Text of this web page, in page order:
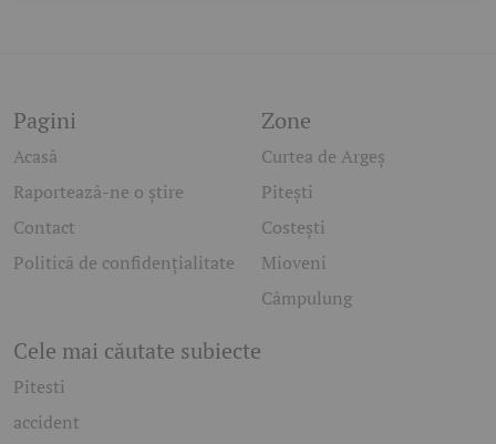
Pagini
Acasă
Raportează-ne o știre
Contact
Politică de confidențialitate
Zone
Curtea de Argeș
Pitești
Costești
Mioveni
Câmpulung
Cele mai căutate subiecte
Pitesti
accident